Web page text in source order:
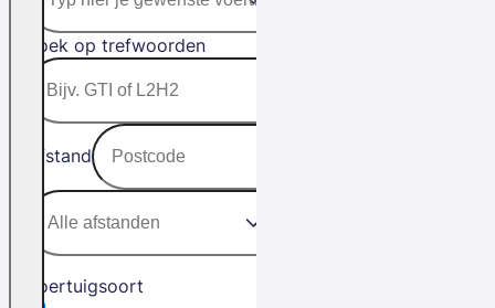
Zoek op trefwoorden
Afstand
Voertuigsoort